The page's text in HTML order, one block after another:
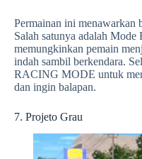
Permainan ini menawarkan
Salah satunya adalah Mode
memungkinkan pemain
indah sambil berkendara.
RACING MODE untuk
dan ingin balapan.
7. Projeto Grau